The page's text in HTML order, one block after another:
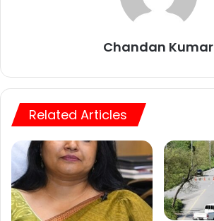
Chandan Kumar
Related Articles